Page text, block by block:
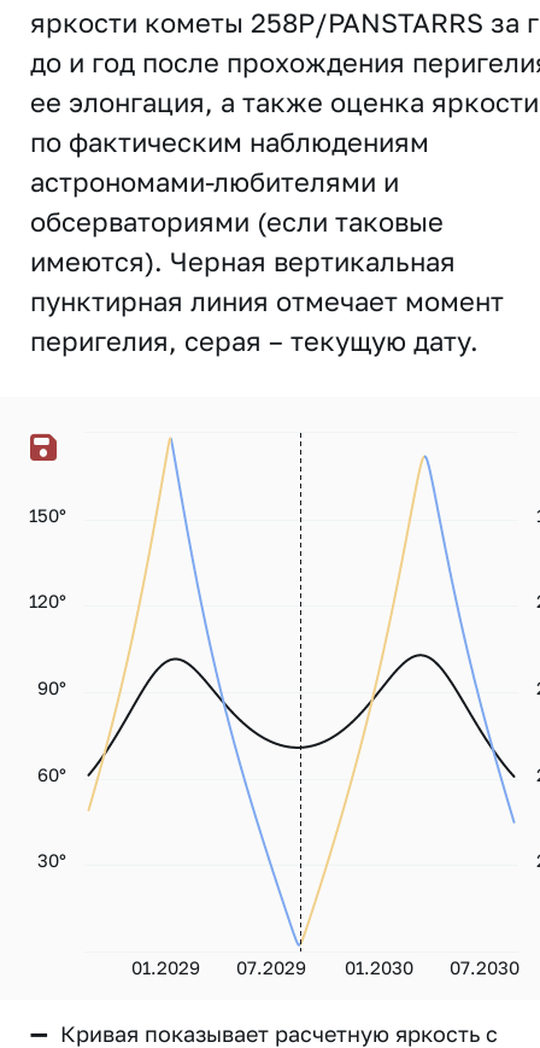
яркости кометы 258P/PANSTARRS за
до и год после прохождения
ее элонгация, а также оценка яркости
по фактическим наблюдениям
астрономами-любителями и
обсерваториями (если таковые
имеются). Черная вертикальная
пунктирная линия отмечает момент
перигелия, серая – текущую дату.
01.2029 07.2029 01.2030 07.2030
30°
60°
90°
120°
150°
— Кривая показывает расчетную яркость с